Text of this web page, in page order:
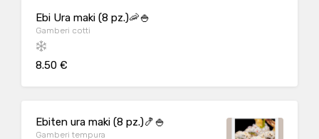
Ebi Ura maki (8 pz.)🦐🍚
Gamberi cotti
8.50 €
Ebiten ura maki (8 pz.)🍤🍚
Gamberi tempura